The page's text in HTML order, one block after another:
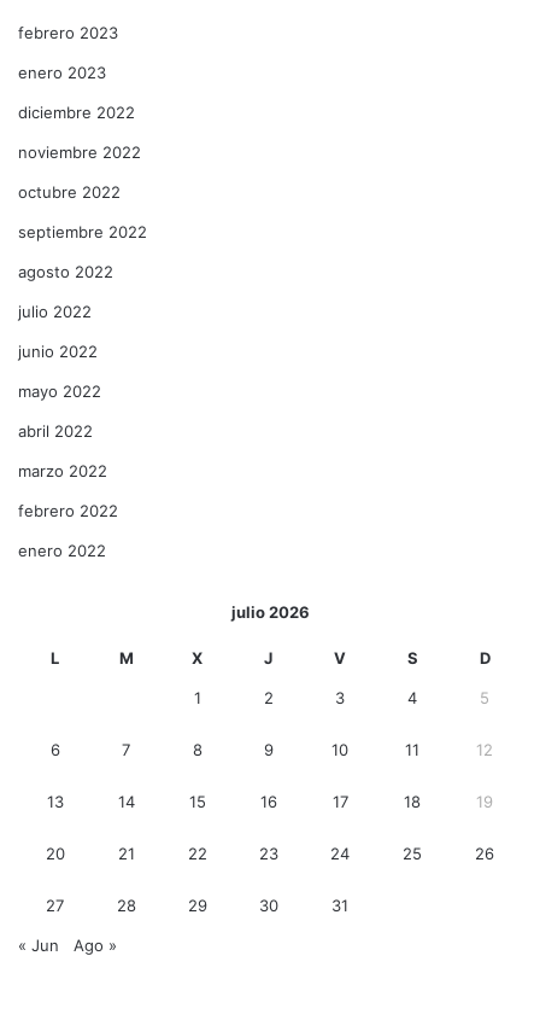
febrero 2023
enero 2023
diciembre 2022
noviembre 2022
octubre 2022
septiembre 2022
agosto 2022
julio 2022
junio 2022
mayo 2022
abril 2022
marzo 2022
febrero 2022
enero 2022
julio 2026
L M X J V S D
1 2 3 4 5
6 7 8 9 10 11 12
13 14 15 16 17 18 19
20 21 22 23 24 25 26
27 28 29 30 31
« Jun Ago »